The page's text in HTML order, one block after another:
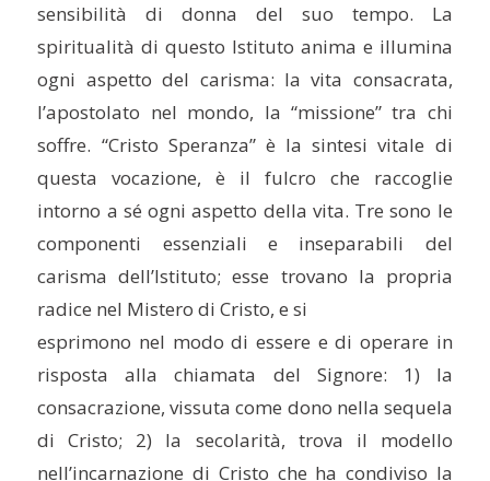
sensibilità di donna del suo tempo. La
spiritualità di questo Istituto anima e illumina
ogni aspetto del carisma: la vita consacrata,
l’apostolato nel mondo, la “missione” tra chi
soffre. “Cristo Speranza” è la sintesi vitale di
questa vocazione, è il fulcro che raccoglie
intorno a sé ogni aspetto della vita. Tre sono le
componenti essenziali e inseparabili del
carisma dell’Istituto; esse trovano la propria
radice nel Mistero di Cristo, e si
esprimono nel modo di essere e di operare in
risposta alla chiamata del Signore: 1) la
consacrazione, vissuta come dono nella sequela
di Cristo; 2) la secolarità, trova il modello
nell’incarnazione di Cristo che ha condiviso la